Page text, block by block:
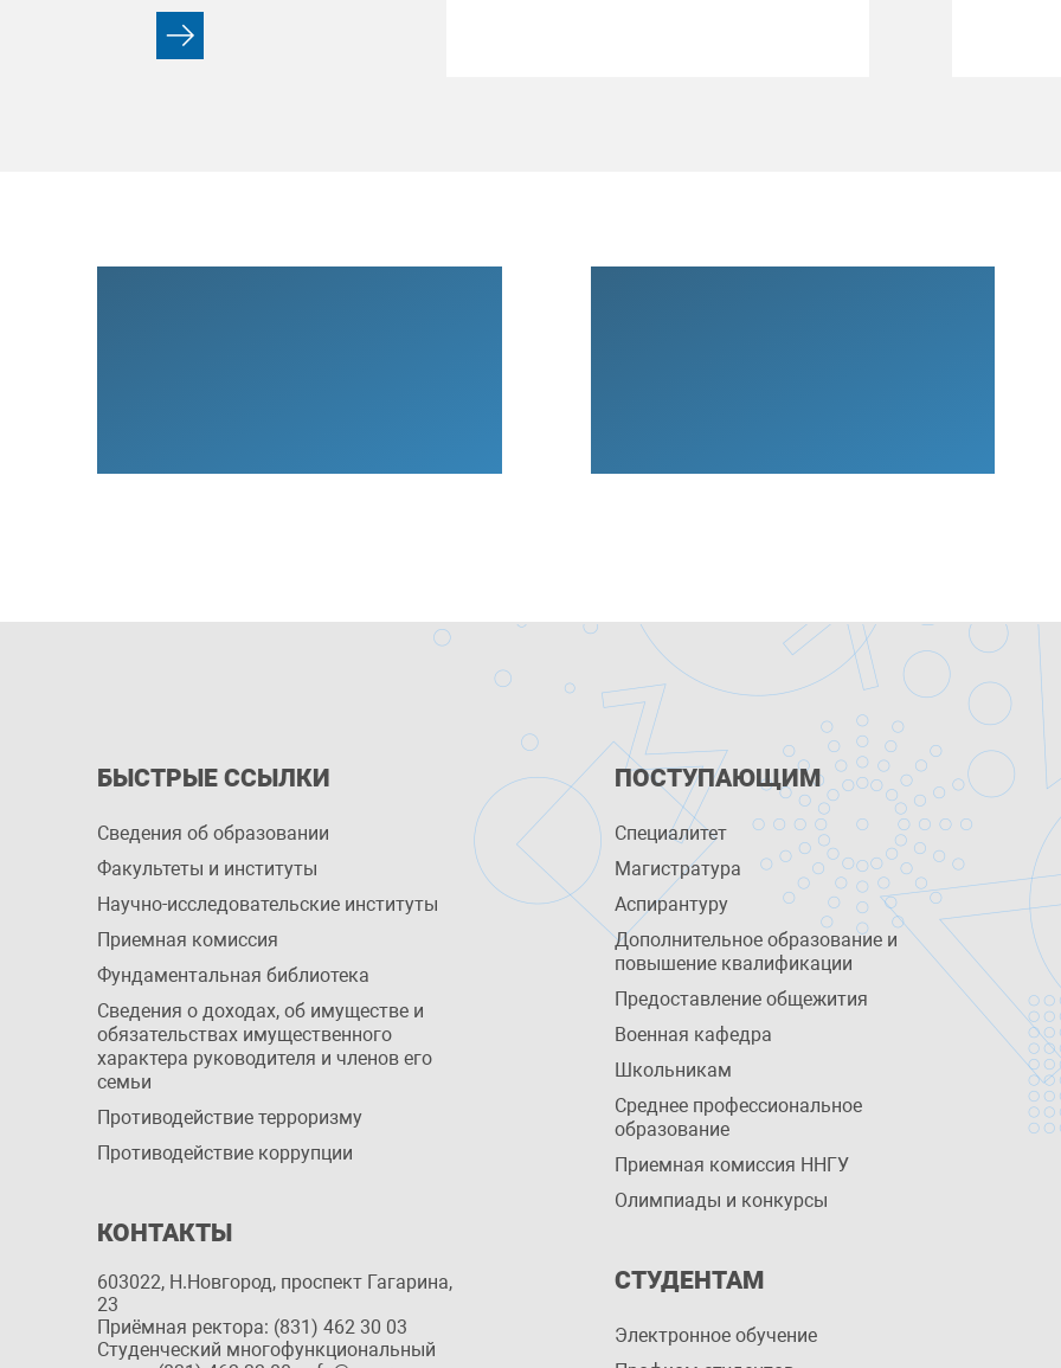
БЫСТРЫЕ ССЫЛКИ
Сведения об образовании
Факультеты и институты
Научно-исследовательские институты
Приемная комиссия
Фундаментальная библиотека
Сведения о доходах, об имуществе и
обязательствах имущественного
характера руководителя и членов его
семьи
Противодействие терроризму
Противодействие коррупции
КОНТАКТЫ
603022, Н.Новгород, проспект Гагарина,
23
Приёмная ректора: (831) 462 30 03
Студенческий многофункциональный
ПОСТУПАЮЩИМ
Специалитет
Магистратура
Аспирантуру
Дополнительное образование и
повышение квалификации
Предоставление общежития
Военная кафедра
Школьникам
Среднее профессиональное
образование
Приемная комиссия ННГУ
Олимпиады и конкурсы
СТУДЕНТАМ
Электронное обучение